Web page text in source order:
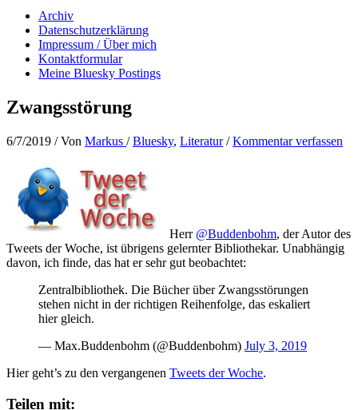
Archiv
Datenschutzerklärung
Impressum / Über mich
Kontaktformular
Meine Bluesky Postings
Zwangsstörung
6/7/2019 / Von Markus /Bluesky, Literatur/Kommentar verfassen
Herr @Buddenbohm, der Autor des
Tweets der Woche, ist übrigens gelernter Bibliothekar. Unabhängig
davon, ich finde, das hat er sehr gut beobachtet:
Zentralbibliothek. Die Bücher über Zwangsstörungen
stehen nicht in der richtigen Reihenfolge, das eskaliert
hier gleich.
— Max.Buddenbohm (@Buddenbohm) July 3, 2019
Hier geht’s zu den vergangenen Tweets der Woche.
Teilen mit: